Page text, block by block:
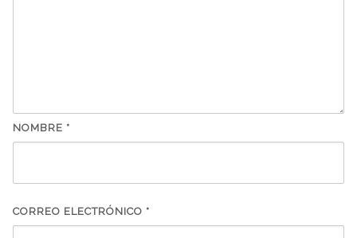
NOMBRE *
CORREO ELECTRÓNICO *